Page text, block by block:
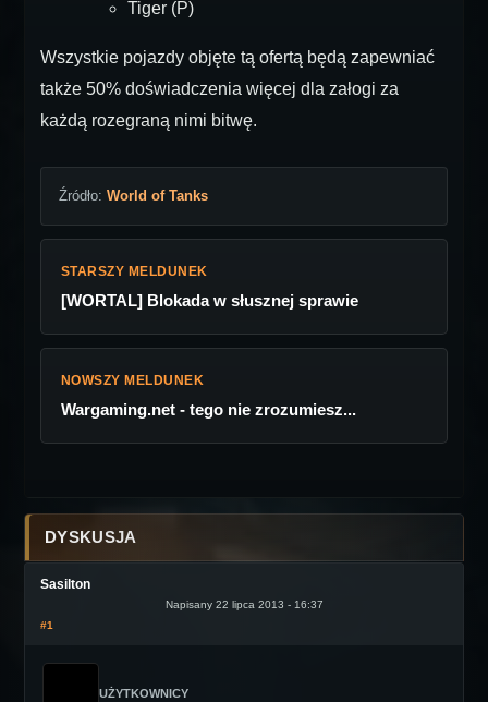
Tiger (P)
Wszystkie pojazdy objęte tą ofertą będą zapewniać
także 50% doświadczenia więcej dla załogi za
każdą rozegraną nimi bitwę.
Źródło: World of Tanks
STARSZY MELDUNEK
[WORTAL] Blokada w słusznej sprawie
NOWSZY MELDUNEK
Wargaming.net - tego nie zrozumiesz...
DYSKUSJA
Sasilton
Napisany 22 lipca 2013 - 16:37
#1
UŻYTKOWNICY